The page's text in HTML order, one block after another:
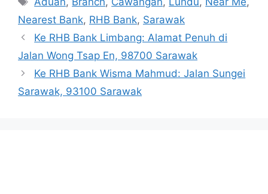
Nearest Bank, RHB Bank, Sarawak
Ke RHB Bank Limbang: Alamat Penuh di
Jalan Wong Tsap En, 98700 Sarawak
Ke RHB Bank Wisma Mahmud: Jalan Sungei
Sarawak, 93100 Sarawak